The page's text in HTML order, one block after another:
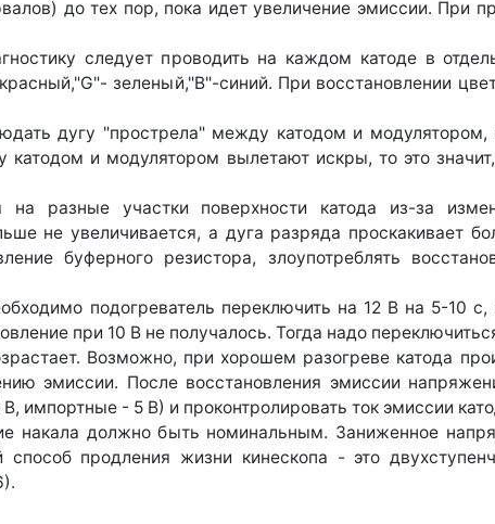
до тех пор, пока идет увеличение эмиссии. При
следует проводить на каждом катоде в
зеленый,"В"-синий. При восстановлении
дугу "прострела" между катодом и модулятором,
и модулятором вылетают искры, то это
разные участки поверхности катода из-за
не увеличивается, а дуга разряда проскакивает
буферного резистора, злоупотреблять
подогреватель переключить на 12 В на 5-10
при 10 В не получалось. Тогда надо
Возможно, при хорошем разогреве катода
эмиссии. После восстановления эмиссии
импортные - 5 В) и проконтролировать ток эмиссии
накала должно быть номинальным. Заниженное
продления жизни кинескопа - это